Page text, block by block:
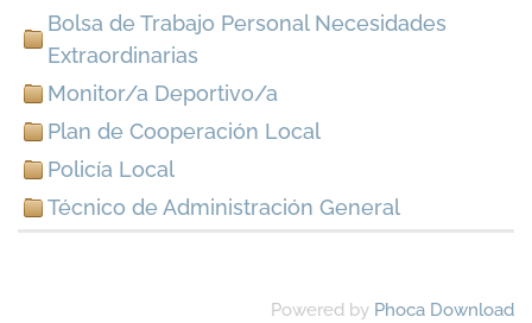
Bolsa de Trabajo Personal Necesidades
Extraordinarias
Monitor/a Deportivo/a
Plan de Cooperación Local
Policía Local
Técnico de Administración General
Powered by Phoca Download